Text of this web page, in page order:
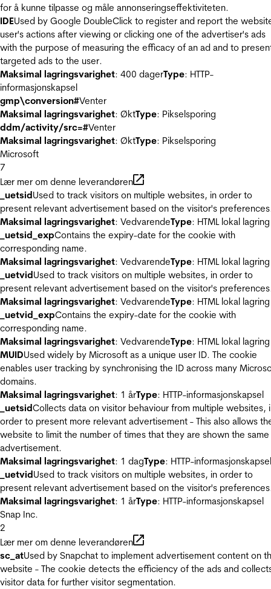
for å kunne tilpasse og måle annonseringseffektiviteten.
IDEUsed by Google DoubleClick to register and report the
user's actions after viewing or clicking one of the advertiser's ads
with the purpose of measuring the efficacy of an ad and to
targeted ads to the user.
Maksimal lagringsvarighet: 400 dagerType: HTTP-
informasjonskapsel
gmp\conversion#Venter
Maksimal lagringsvarighet: ØktType: Pikselsporing
ddm/activity/src=#Venter
Maksimal lagringsvarighet: ØktType: Pikselsporing
Microsoft
7
Lær mer om denne leverandøren
_uetsidUsed to track visitors on multiple websites, in order to
present relevant advertisement based on the visitor's
Maksimal lagringsvarighet: VedvarendeType: HTML lokal lagring
_uetsid_expContains the expiry-date for the cookie with
corresponding name.
Maksimal lagringsvarighet: VedvarendeType: HTML lokal lagring
_uetvidUsed to track visitors on multiple websites, in order to
present relevant advertisement based on the visitor's
Maksimal lagringsvarighet: VedvarendeType: HTML lokal lagring
_uetvid_expContains the expiry-date for the cookie with
corresponding name.
Maksimal lagringsvarighet: VedvarendeType: HTML lokal lagring
MUIDUsed widely by Microsoft as a unique user ID. The cookie
enables user tracking by synchronising the ID across many
domains.
Maksimal lagringsvarighet: 1 årType: HTTP-informasjonskapsel
_uetsidCollects data on visitor behaviour from multiple websites,
order to present more relevant advertisement - This also allows
website to limit the number of times that they are shown the same
advertisement.
Maksimal lagringsvarighet: 1 dagType: HTTP-informasjonskapsel
_uetvidUsed to track visitors on multiple websites, in order to
present relevant advertisement based on the visitor's
Maksimal lagringsvarighet: 1 årType: HTTP-informasjonskapsel
Snap Inc.
2
Lær mer om denne leverandøren
sc_atUsed by Snapchat to implement advertisement content on
website - The cookie detects the efficiency of the ads and
visitor data for further visitor segmentation.